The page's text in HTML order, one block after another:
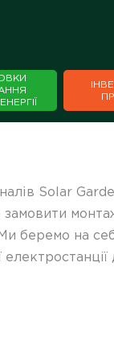
Solar
беремо на